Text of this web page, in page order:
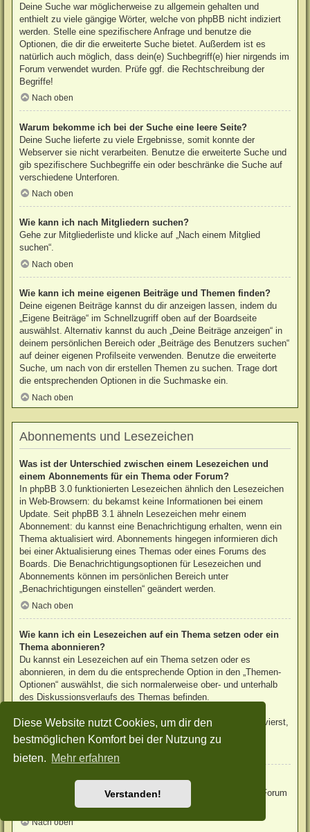
Diese Website nutzt Cookies, um dir den
bestmöglichen Komfort bei der Nutzung zu
bieten. Mehr erfahren
Verstanden!
Deine Suche war möglicherweise zu allgemein gehalten und
enthielt zu viele gängige Wörter, welche von phpBB nicht indiziert
werden. Stelle eine spezifischere Anfrage und benutze die
Optionen, die dir die erweiterte Suche bietet. Außerdem ist es
natürlich auch möglich, dass dein(e) Suchbegriff(e) hier nirgends im
Forum verwendet wurden. Prüfe ggf. die Rechtschreibung der
Begriffe!
Nach oben
Warum bekomme ich bei der Suche eine leere Seite?
Deine Suche lieferte zu viele Ergebnisse, somit konnte der
Webserver sie nicht verarbeiten. Benutze die erweiterte Suche und
gib spezifischere Suchbegriffe ein oder beschränke die Suche auf
verschiedene Unterforen.
Nach oben
Wie kann ich nach Mitgliedern suchen?
Gehe zur Mitgliederliste und klicke auf „Nach einem Mitglied
suchen“.
Nach oben
Wie kann ich meine eigenen Beiträge und Themen finden?
Deine eigenen Beiträge kannst du dir anzeigen lassen, indem du
„Eigene Beiträge“ im Schnellzugriff oben auf der Boardseite
auswählst. Alternativ kannst du auch „Deine Beiträge anzeigen“ in
deinem persönlichen Bereich oder „Beiträge des Benutzers suchen“
auf deiner eigenen Profilseite verwenden. Benutze die erweiterte
Suche, um nach von dir erstellen Themen zu suchen. Trage dort
die entsprechenden Optionen in die Suchmaske ein.
Nach oben
Abonnements und Lesezeichen
Was ist der Unterschied zwischen einem Lesezeichen und
einem Abonnements für ein Thema oder Forum?
In phpBB 3.0 funktionierten Lesezeichen ähnlich den Lesezeichen
in Web-Browsern: du bekamst keine Informationen bei einem
Update. Seit phpBB 3.1 ähneln Lesezeichen mehr einem
Abonnement: du kannst eine Benachrichtigung erhalten, wenn ein
Thema aktualisiert wird. Abonnements hingegen informieren dich
bei einer Aktualisierung eines Themas oder eines Forums des
Boards. Die Benachrichtigungsoptionen für Lesezeichen und
Abonnements können im persönlichen Bereich unter
„Benachrichtigungen einstellen“ geändert werden.
Nach oben
Wie kann ich ein Lesezeichen auf ein Thema setzen oder ein
Thema abonnieren?
Du kannst ein Lesezeichen auf ein Thema setzen oder es
abonnieren, in dem du die entsprechende Option in den „Themen-
Optionen“ auswählst, die sich normalerweise ober- und unterhalb
des Diskussionsverlaufs des Themas befinden.
benachrichtigen, sobald eine Antwort geschrieben wurde“ aktivierst,
wird das Thema ebenfalls für dich abonniert.
Nach oben
Wie kann ich ein Forum abonnieren?
Um ein Forum zu abonnieren, verwende im Forum den Link „Forum
abonnieren“, der sich meist am Ende der Seite befindet.
Nach oben